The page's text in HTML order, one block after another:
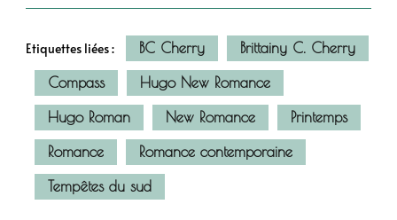
Etiquettes liées : BC Cherry
Brittainy C. Cherry
Compass
Hugo New Romance
Hugo Roman
New Romance
Printemps
Romance
Romance contemporaine
Tempêtes du sud